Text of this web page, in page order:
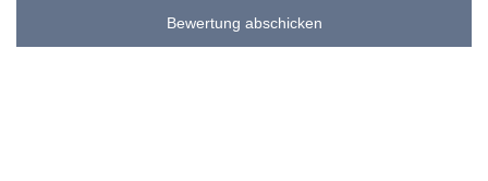
Bewertung abschicken